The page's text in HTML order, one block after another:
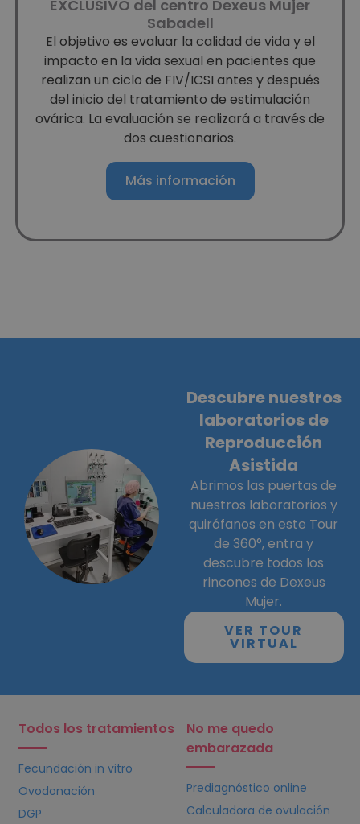
EXCLUSIVO del centro Dexeus Mujer
Sabadell
El objetivo es evaluar la calidad de vida y el
impacto en la vida sexual en pacientes que
realizan un ciclo de FIV/ICSI antes y después
del inicio del tratamiento de estimulación
ovárica. La evaluación se realizará a través de
dos cuestionarios.
Más información
Descubre nuestros
laboratorios de
Reproducción
Asistida
Abrimos las puertas de
nuestros laboratorios y
quirófanos en este Tour
de 360°, entra y
descubre todos los
rincones de Dexeus
Mujer.
VER TOUR
VIRTUAL
Todos los tratamientos
Fecundación in vitro
Ovodonación
DGP
No me quedo
embarazada
Prediagnóstico online
Calculadora de ovulación